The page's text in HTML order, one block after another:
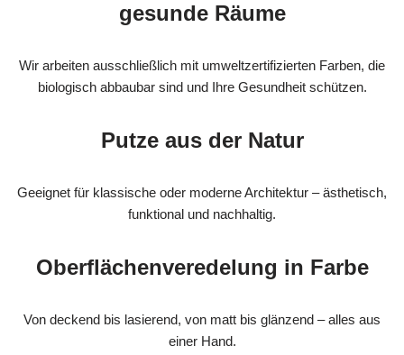
gesunde Räume
Wir arbeiten ausschließlich mit umweltzertifizierten Farben, die
biologisch abbaubar sind und Ihre Gesundheit schützen.
Putze aus der Natur
Geeignet für klassische oder moderne Architektur – ästhetisch,
funktional und nachhaltig.
Oberflächenveredelung in Farbe
Von deckend bis lasierend, von matt bis glänzend – alles aus
einer Hand.